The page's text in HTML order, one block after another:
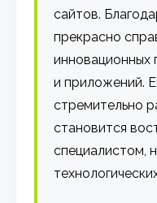
сайтов.
прекрасно
инновационных
и приложений.
стремительно
становится
специалистом,